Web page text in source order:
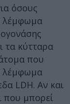
όσους
λέμφωμα
τα κύτταρα
που
λέμφωμα
LDH. Αν και
που μπορεί